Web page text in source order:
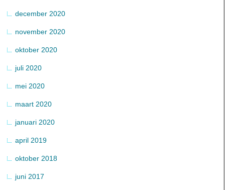
december 2020
november 2020
oktober 2020
juli 2020
mei 2020
maart 2020
januari 2020
april 2019
oktober 2018
juni 2017